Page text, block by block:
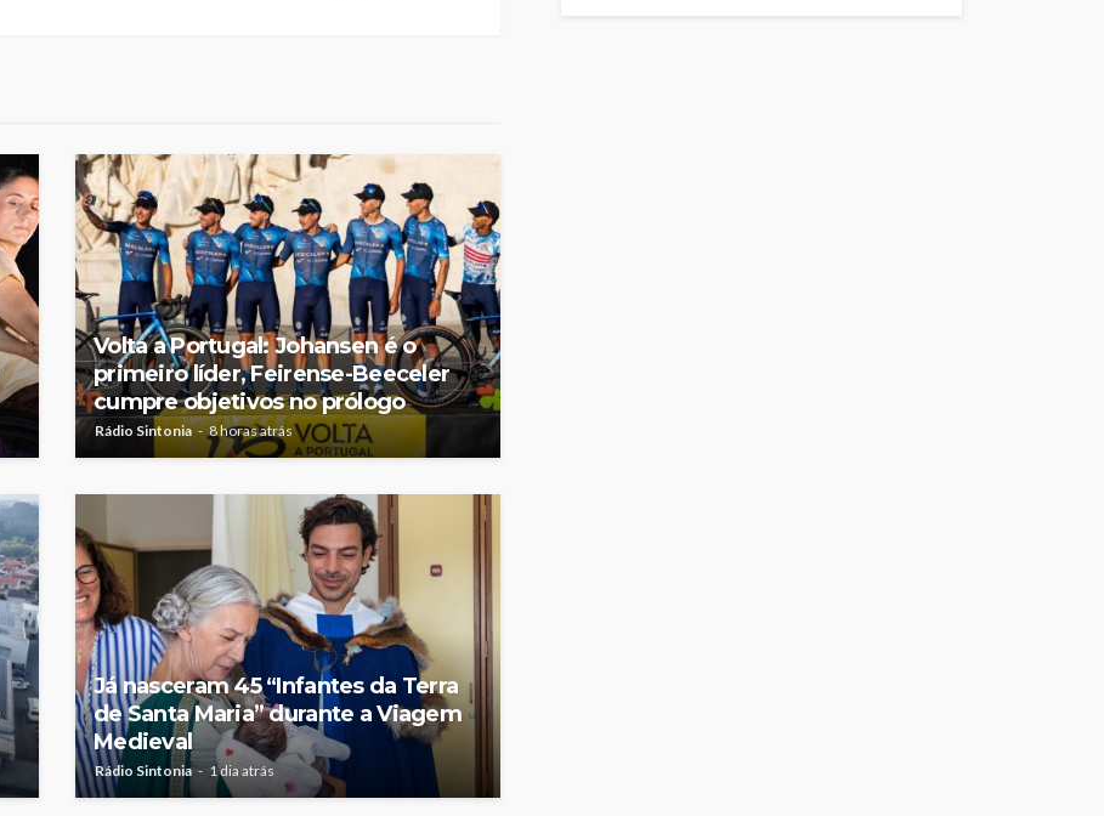
Volta a Portugal: Johansen é o
primeiro líder, Feirense-Beeceler
cumpre objetivos no prólogo
Rádio Sintonia 8 horas atrás
Já nasceram 45 “Infantes da Terra
de Santa Maria” durante a Viagem
Medieval
Rádio Sintonia 1 dia atrás